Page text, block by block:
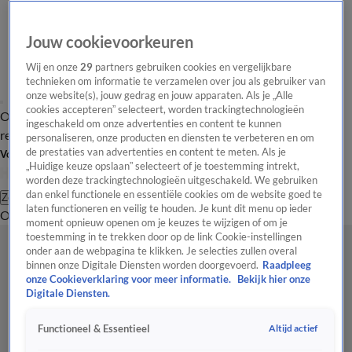
Overzicht Laatste nieuws Regionieuws Het beste van Hart
Tip de
redactie
Volg Hart van Nederland
Zoeken
OverzichtRegioUitzendingenWeerTip de redactiePanelVideo's
Jouw cookievoorkeuren
Wij en onze29 partners gebruiken cookies en vergelijkbare
technieken om informatie te verzamelen over jou als gebruiker van
onze website(s), jouw gedrag en jouw apparaten. Als je „Alle
cookies accepteren” selecteert, worden trackingtechnologieën
ingeschakeld om onze advertenties en content te kunnen
personaliseren, onze producten en diensten te verbeteren en om
de prestaties van advertenties en content te meten. Als je
„Huidige keuze opslaan” selecteert of je toestemming intrekt,
worden deze trackingtechnologieën uitgeschakeld. We gebruiken
dan enkel functionele en essentiële cookies om de website goed te
laten functioneren en veilig te houden. Je kunt dit menu op ieder
moment opnieuw openen om je keuzes te wijzigen of om je
toestemming in te trekken door op de link Cookie-instellingen
onder aan de webpagina te klikken. Je selecties zullen overal
binnen onze Digitale Diensten worden doorgevoerd. Raadpleeg
onze Cookieverklaring voor meer informatie.
Bekijk hier onze
Digitale Diensten.
Functioneel & Essentieel Altijd actief